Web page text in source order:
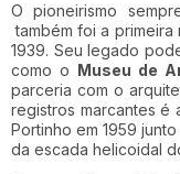
O pioneirismo
também foi a
1939. Seu legado
como o Museu de
parceria com o
registros marcantes é
Portinho em 1959 junto
da escada helicoidal